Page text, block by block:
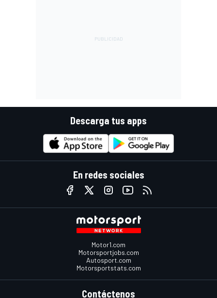
Descarga tus apps
En redes sociales
Motor1.com
Motorsportjobs.com
Autosport.com
Motorsportstats.com
Contáctenos